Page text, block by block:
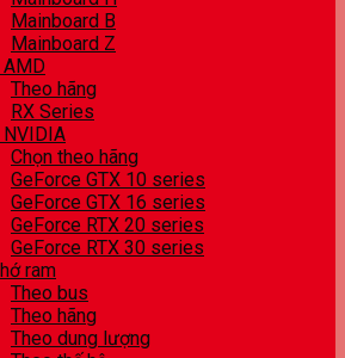
Mainboard B
Mainboard Z
AMD
Theo hãng
RX Series
NVIDIA
Chọn theo hãng
GeForce GTX 10 series
GeForce GTX 16 series
GeForce RTX 20 series
GeForce RTX 30 series
ram
Theo bus
Theo hãng
Theo dung lượng